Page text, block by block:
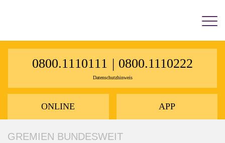
0800.1110111 | 0800.1110222
Datenschutzhinweis
ONLINE APP
GREMIEN BUNDESWEIT